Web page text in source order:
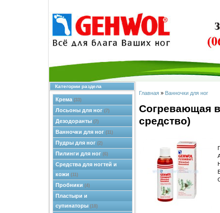
Категории раздела
Крема (33)
Лосьоны для ног (7)
Дезодоранты (7)
Ванночки для ног (11)
Пудры для ног (2)
Пилинги для ног (6)
Средства для ногтей и
кожи (11)
Пробники (4)
Пластыри и
супинаторы (18)
Главная » Ванночки для ног
Согревающая
средство)